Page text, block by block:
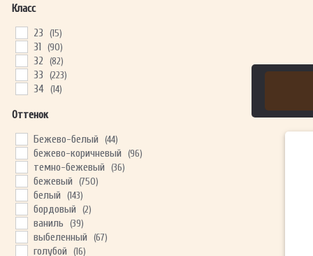
Класс
23 (15)
31 (90)
32 (82)
33 (223)
34 (14)
Оттенок
Бежево-белый (44)
бежево-коричневый (96)
темно-бежевый (36)
бежевый (750)
белый (143)
бордовый (2)
ваниль (39)
выбеленный (67)
голубой (16)